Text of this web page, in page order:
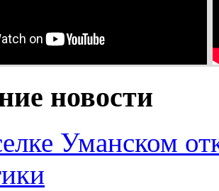
новости
Уманском